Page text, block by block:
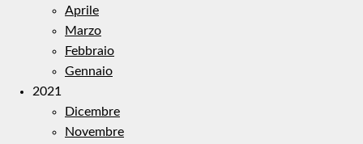
Aprile
Marzo
Febbraio
Gennaio
2021
Dicembre
Novembre